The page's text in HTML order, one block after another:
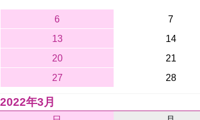
6
7
13
14
20
21
27
28
2022年3月